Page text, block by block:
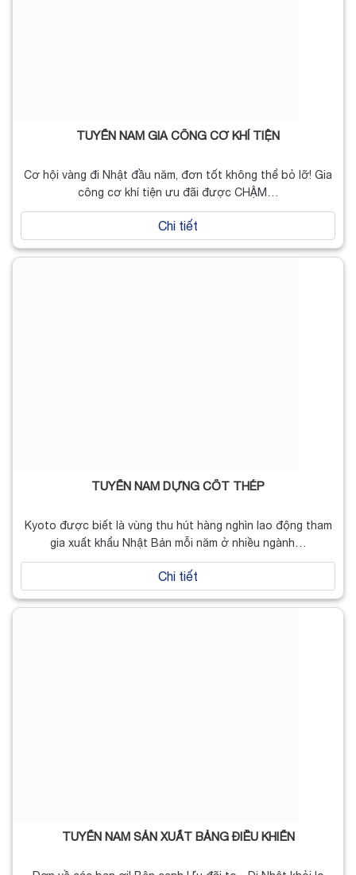
TUYỂN NAM GIA CÔNG CƠ KHÍ TIỆN
Cơ hội vàng đi Nhật đầu năm, đơn tốt không thể bỏ lỡ! Gia
công cơ khí tiện ưu đãi được CHẬM…
Chi tiết
TUYỂN NAM DỰNG CỐT THÉP
Kyoto được biết là vùng thu hút hàng nghìn lao động tham
gia xuất khẩu Nhật Bản mỗi năm ở nhiều ngành…
Chi tiết
TUYỂN NAM SẢN XUẤT BẢNG ĐIỀU KHIỂN